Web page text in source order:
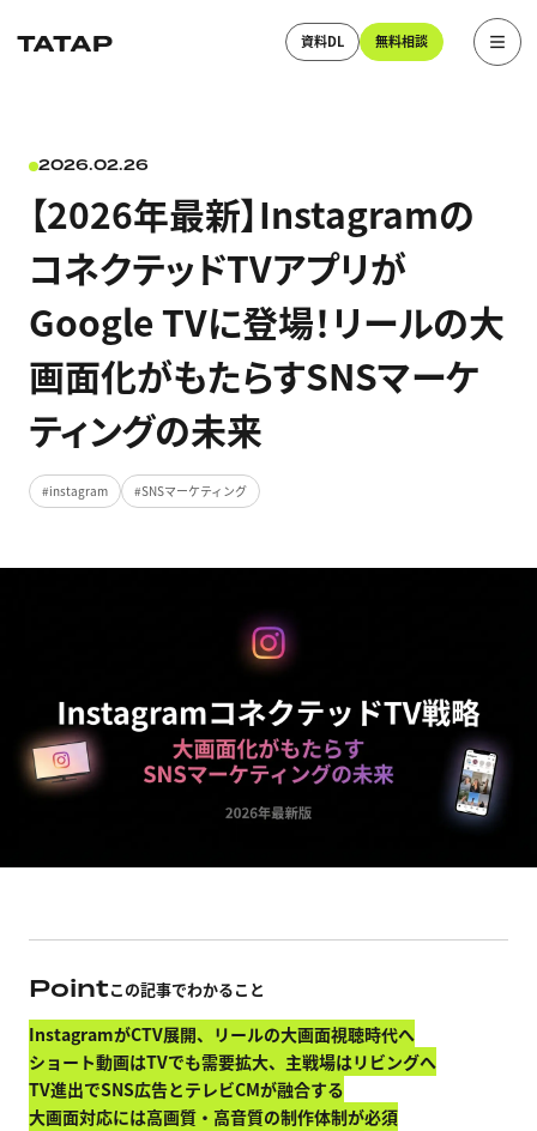
資料DL 無料相談
2026.02.26
【2026年最新】Instagramの
コネクテッドTVアプリが
Google TVに登場！リールの大
画面化がもたらすSNSマーケ
ティングの未来
instagram SNSマーケティング
Pointこの記事でわかること
InstagramがCTV展開、リールの大画面視聴時代へ
ショート動画はTVでも需要拡大、主戦場はリビングへ
TV進出でSNS広告とテレビCMが融合する
大画面対応には高画質・高音質の制作体制が必須